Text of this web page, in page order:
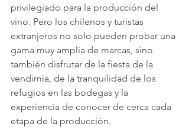
privilegiado para la producción del
vino. Pero los chilenos y turistas
extranjeros no solo pueden probar una
gama muy amplia de marcas, sino
también disfrutar de la fiesta de la
vendimia, de la tranquilidad de los
refugios en las bodegas y la
experiencia de conocer de cerca cada
etapa de la producción.